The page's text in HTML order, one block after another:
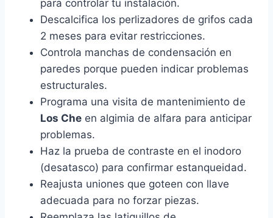
para controlar tu instalación.
Descalcifica los perlizadores de grifos cada
2 meses para evitar restricciones.
Controla manchas de condensación en
paredes porque pueden indicar problemas
estructurales.
Programa una visita de mantenimiento de
Los Che en algimia de alfara para anticipar
problemas.
Haz la prueba de contraste en el inodoro
(desatasco) para confirmar estanqueidad.
Reajusta uniones que goteen con llave
adecuada para no forzar piezas.